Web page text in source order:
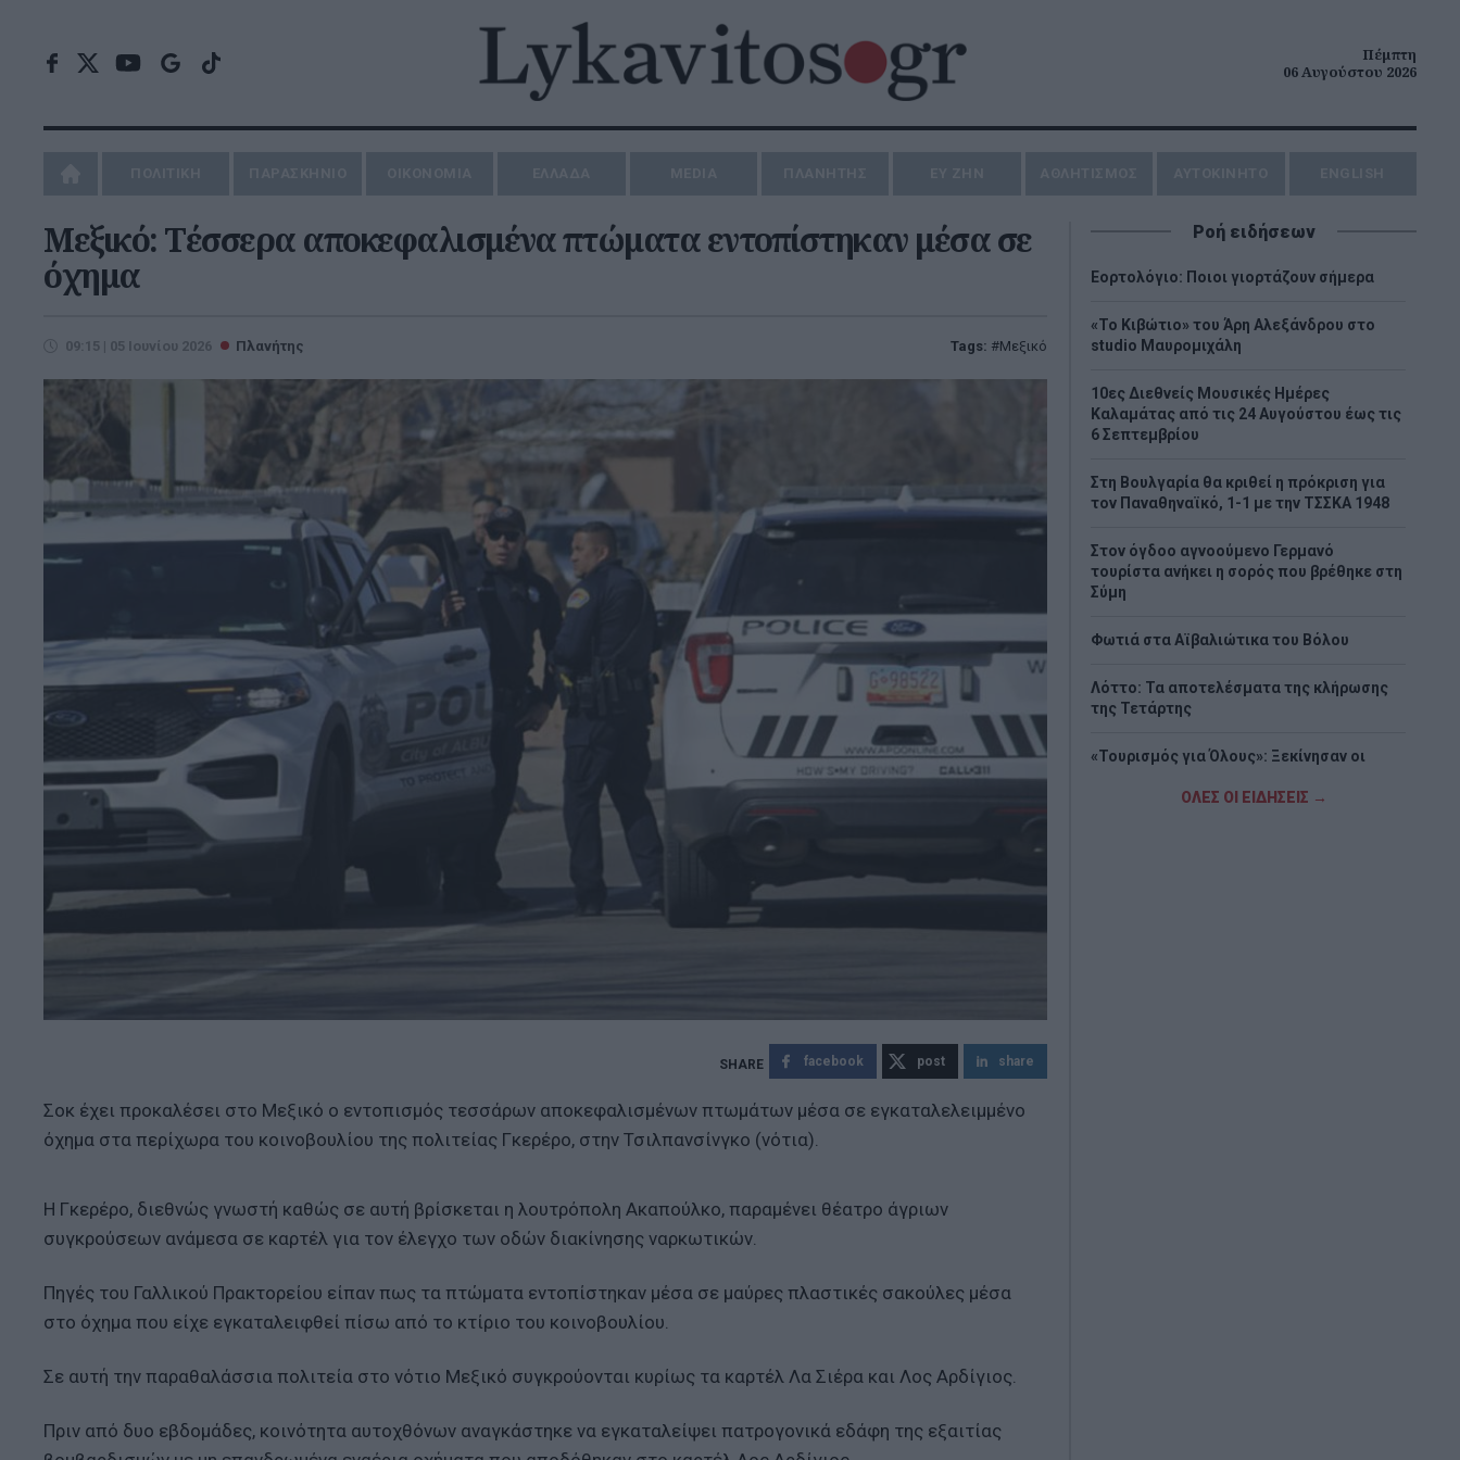
Πέμπτη
06 Αυγούστου 2026
Μεξικό: Τέσσερα αποκεφαλισμένα πτώματα εντοπίστηκαν μέσα σε
όχημα
09:15 | 05 Ιουνίου 2026 Πλανήτης Tags: Μεξικό
facebook post share
Σοκ έχει προκαλέσει στο Μεξικό ο εντοπισμός τεσσάρων αποκεφαλισμένων πτωμάτων μέσα σε εγκαταλελειμμένο
όχημα στα περίχωρα του κοινοβουλίου της πολιτείας Γκερέρο, στην Τσιλπανσίνγκο (νότια).
Η Γκερέρο, διεθνώς γνωστή καθώς σε αυτή βρίσκεται η λουτρόπολη Ακαπούλκο, παραμένει θέατρο άγριων
συγκρούσεων ανάμεσα σε καρτέλ για τον έλεγχο των οδών διακίνησης ναρκωτικών.
Πηγές του Γαλλικού Πρακτορείου είπαν πως τα πτώματα εντοπίστηκαν μέσα σε μαύρες πλαστικές σακούλες μέσα
στο όχημα που είχε εγκαταλειφθεί πίσω από το κτίριο του κοινοβουλίου.
Σε αυτή την παραθαλάσσια πολιτεία στο νότιο Μεξικό συγκρούονται κυρίως τα καρτέλ Λα Σιέρα και Λος Αρδίγιος.
Πριν από δυο εβδομάδες, κοινότητα αυτοχθόνων αναγκάστηκε να εγκαταλείψει πατρογονικά εδάφη της εξαιτίας
Ροή ειδήσεων
Εορτολόγιο: Ποιοι γιορτάζουν σήμερα
«Το Κιβώτιο» του Άρη Αλεξάνδρου στο
studio Μαυρομιχάλη
10ες Διεθνείς Μουσικές Ημέρες
Καλαμάτας από τις 24 Αυγούστου έως τις
6 Σεπτεμβρίου
Στη Βουλγαρία θα κριθεί η πρόκριση για
τον Παναθηναϊκό, 1-1 με την ΤΣΣΚΑ 1948
Στον όγδοο αγνοούμενο Γερμανό
τουρίστα ανήκει η σορός που βρέθηκε στη
Σύμη
Φωτιά στα Αϊβαλιώτικα του Βόλου
Λόττο: Τα αποτελέσματα της κλήρωσης
της Τετάρτης
«Τουρισμός για Όλους»: Ξεκίνησαν οι
ημερομηνίεςΟΛΕΣ ΟΙ ΕΙΔΗΣΕΙΣ →